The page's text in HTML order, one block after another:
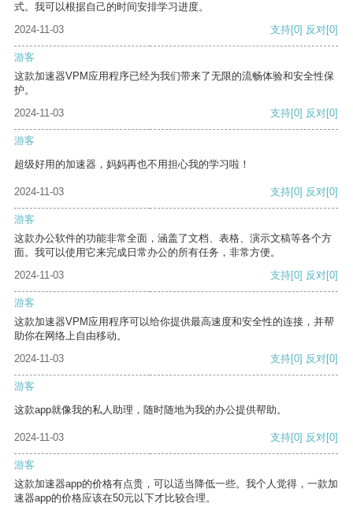
式。我可以根据自己的时间安排学习进度。
2024-11-03
支持[0] 反对[0]
游客
这款加速器VPM应用程序已经为我们带来了无限的流畅体验和安全性保
护。
2024-11-03
支持[0] 反对[0]
游客
超级好用的加速器，妈妈再也不用担心我的学习啦！
2024-11-03 支持[0] 反对[0]
游客
这款办公软件的功能非常全面，涵盖了文档、表格、演示文稿等各个方
面。我可以使用它来完成日常办公的所有任务，非常方便。
2024-11-03
支持[0] 反对[0]
游客
这款加速器VPM应用程序可以给你提供最高速度和安全性的连接，并帮
助你在网络上自由移动。
2024-11-03
支持[0] 反对[0]
游客
这款app就像我的私人助理，随时随地为我的办公提供帮助。
2024-11-03 支持[0] 反对[0]
游客
这款加速器app的价格有点贵，可以适当降低一些。我个人觉得，一款加
速器app的价格应该在50元以下才比较合理。